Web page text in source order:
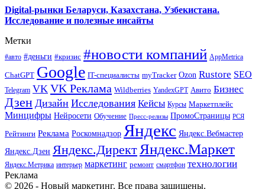
Digital-рынки Беларуси, Казахстана, Узбекистана.
Исследование и полезные инсайты
Метки
#авто #деньги #кризис #новости компаний AppMetrica
ChatGPT Google IT-специалисты myTracker Ozon Rustore SEO
Telegram VK VK Реклама Wildberries YandexGPT Авито Бизнес
Дзен Дизайн Исследования Кейсы Курсы Маркетплейс
Минцифры Нейросети Обучение Пресс-релизы ПромоСтраницы РСЯ
Рейтинги Реклама Роскомнадзор Яндекс Яндекс.Вебмастер
Яндекс.Дзен Яндекс.ДиректЯндекс.Маркет
Яндекс.Метрика интерьер маркетинг ремонт смартфон технологии
Реклама
© 2026 - Новый маркетинг. Все права защищены.